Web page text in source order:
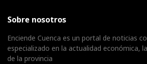
Sobre nosotros
Enciende Cuenca es un portal de noticias
especializado en la actualidad económica,
de la provincia